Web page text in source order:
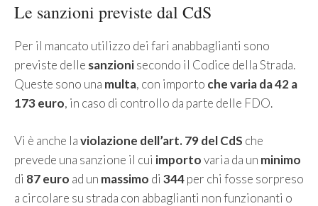
Le sanzioni previste dal CdS
Per il mancato utilizzo dei fari anabbaglianti sono
previste delle sanzionisecondo il Codice della Strada.
Queste sono una multa, con importo che varia da 42 a
173 euro, in caso di controllo da parte delle FDO.
Vi è anche laviolazione dell’art. 79 del CdS che
prevede una sanzione il cui importovaria da un minimo
di 87 euro ad un massimo di 344per chi fosse sorpreso
a circolare su strada con abbaglianti non funzionanti o